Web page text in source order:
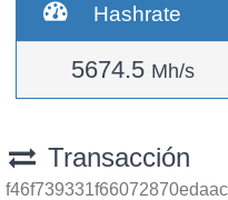
Hashrate
5674.5 Mh/s
Transacción